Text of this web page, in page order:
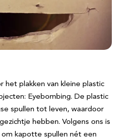
het plakken van kleine plastic
Eyebombing. De plastic
spullen tot leven, waardoor
hebben. Volgens ons is
kapotte spullen nét een